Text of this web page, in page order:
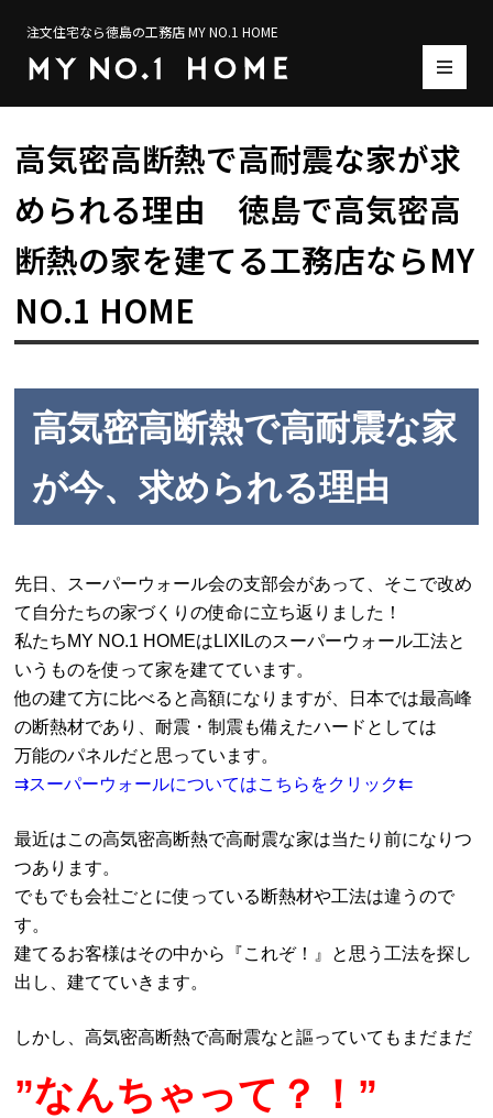
注文住宅なら徳島の工務店 MY NO.1 HOME
高気密高断熱で高耐震な家が求
められる理由 徳島で高気密高
断熱の家を建てる工務店ならMY
NO.1 HOME
高気密高断熱で高耐震な家
が今、求められる理由
先日、スーパーウォール会の支部会があって、そこで改め
て自分たちの家づくりの使命に立ち返りました！
私たちMY NO.1 HOMEはLIXILのスーパーウォール工法と
いうものを使って家を建てています。
他の建て方に比べると高額になりますが、日本では最高峰
の断熱材であり、耐震・制震も備えたハードとしては
万能のパネルだと思っています。
⇉スーパーウォールについてはこちらをクリック⇇
最近はこの高気密高断熱で高耐震な家は当たり前になりつ
つあります。
でもでも会社ごとに使っている断熱材や工法は違うので
す。
建てるお客様はその中から『これぞ！』と思う工法を探し
出し、建てていきます。
しかし、高気密高断熱で高耐震なと謳っていてもまだまだ
”なんちゃって？！”